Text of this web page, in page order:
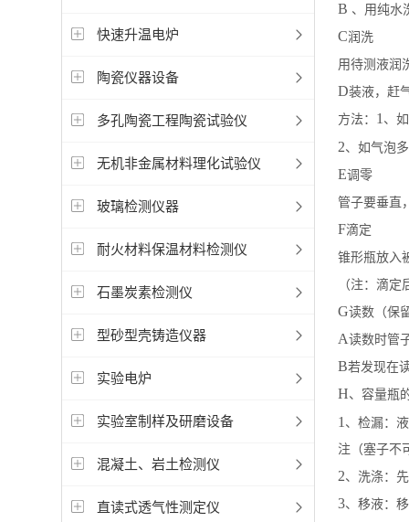
快速升温电炉
陶瓷仪器设备
多孔陶瓷工程陶瓷试验仪
无机非金属材料理化试验仪
玻璃检测仪器
耐火材料保温材料检测仪
石墨炭素检测仪
型砂型壳铸造仪器
实验电炉
实验室制样及研磨设备
混凝土、岩土检测仪
直读式透气性测定仪
B 、用纯水
C润洗
用待测液润
D装液，赶
方法： 1 、
2、如气泡
E调零
管子要垂直
F滴定
锥形瓶放入
（注：滴
G读数（保
A读数时管
B若发现在
H、容量瓶
1 、检漏：
注（塞子不
2、洗涤：
3、移液：